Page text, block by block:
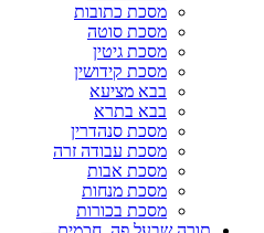
מסכת כתובות
מסכת סוטה
מסכת גיטין
מסכת קידושין
בבא מציעא
בבא בתרא
מסכת סנהדרין
מסכת עבודה זרה
מסכת אבות
מסכת מנחות
מסכת בכורות